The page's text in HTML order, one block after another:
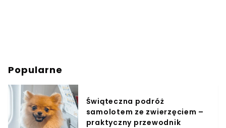
Popularne
Świąteczna podróż
samolotem ze zwierzęciem –
praktyczny przewodnik